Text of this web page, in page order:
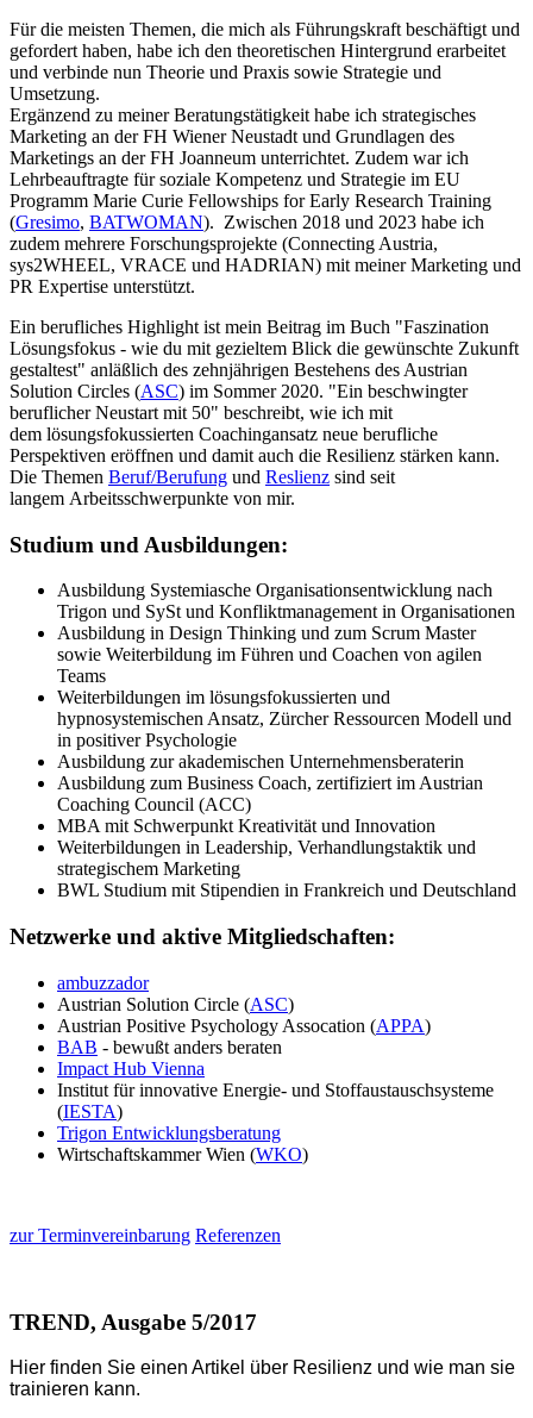
Für die meisten Themen, die mich als Führungskraft beschäftigt und
gefordert haben, habe ich den theoretischen Hintergrund erarbeitet
und verbinde nun Theorie und Praxis sowie Strategie und
Umsetzung.
Ergänzend zu meiner Beratungstätigkeit habe ich strategisches
Marketing an der FH Wiener Neustadt und Grundlagen des
Marketings an der FH Joanneum unterrichtet. Zudem war ich
Lehrbeauftragte für soziale Kompetenz und Strategie im EU
Programm Marie Curie Fellowships for Early Research Training
(Gresimo, BATWOMAN). Zwischen 2018 und 2023 habe ich
zudem mehrere Forschungsprojekte (Connecting Austria,
sys2WHEEL, VRACE und HADRIAN) mit meiner Marketing und
PR Expertise unterstützt.
Ein berufliches Highlight ist mein Beitrag im Buch "Faszination
Lösungsfokus - wie du mit gezieltem Blick die gewünschte Zukunft
gestaltest" anläßlich des zehnjährigen Bestehens des Austrian
Solution Circles (ASC) im Sommer 2020. "Ein beschwingter
beruflicher Neustart mit 50" beschreibt, wie ich mit
dem lösungsfokussierten Coachingansatz neue berufliche
Perspektiven eröffnen und damit auch die Resilienz stärken kann.
Die Themen Beruf/Berufung und Reslienz sind seit
langem Arbeitsschwerpunkte von mir.
Studium und Ausbildungen:
Ausbildung Systemiasche Organisationsentwicklung nach
Trigon und SySt und Konfliktmanagement in Organisationen
Ausbildung in Design Thinking und zum Scrum Master
sowie Weiterbildung im Führen und Coachen von agilen
Teams
Weiterbildungen im lösungsfokussierten und
hypnosystemischen Ansatz, Zürcher Ressourcen Modell und
in positiver Psychologie
Ausbildung zur akademischen Unternehmensberaterin
Ausbildung zum Business Coach, zertifiziert im Austrian
Coaching Council (ACC)
MBA mit Schwerpunkt Kreativität und Innovation
Weiterbildungen in Leadership, Verhandlungstaktik und
strategischem Marketing
BWL Studium mit Stipendien in Frankreich und Deutschland
Netzwerke und aktive Mitgliedschaften:
ambuzzador
Austrian Solution Circle (ASC)
Austrian Positive Psychology Assocation (APPA)
BAB - bewußt anders beraten
Impact Hub Vienna
Institut für innovative Energie- und Stoffaustauschsysteme
(IESTA)
Trigon Entwicklungsberatung
Wirtschaftskammer Wien (WKO)
zur Terminvereinbarung Referenzen
TREND, Ausgabe 5/2017
Hier finden Sie einen Artikel über Resilienz und wie man sie
trainieren kann.